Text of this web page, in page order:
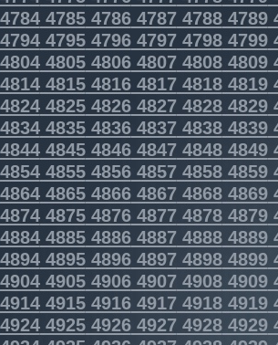
47854786478747884789
47954796479747984799
48054806480748084809
48154816481748184819
48254826482748284829
48354836483748384839
48454846484748484849
48554856485748584859
48654866486748684869
48754876487748784879
48854886488748884889
48954896489748984899
490549064907 49084909
491549164917 49184919
49254926492749284929